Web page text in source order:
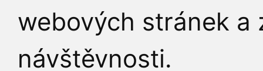
webových stránek a
návštěvnosti.